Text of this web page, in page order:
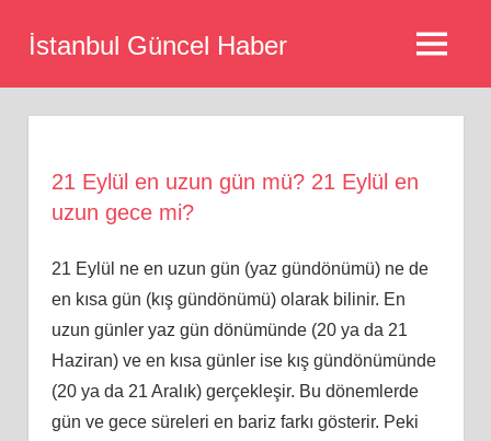
İstanbul Güncel Haber MENU
21 Eylül en uzun gün mü? 21 Eylül en
uzun gece mi?
21 Eylül ne en uzun gün (yaz gündönümü) ne de
en kısa gün (kış gündönümü) olarak bilinir. En
uzun günler yaz gün dönümünde (20 ya da 21
Haziran) ve en kısa günler ise kış gündönümünde
(20 ya da 21 Aralık) gerçekleşir. Bu dönemlerde
gün ve gece süreleri en bariz farkı gösterir. Peki